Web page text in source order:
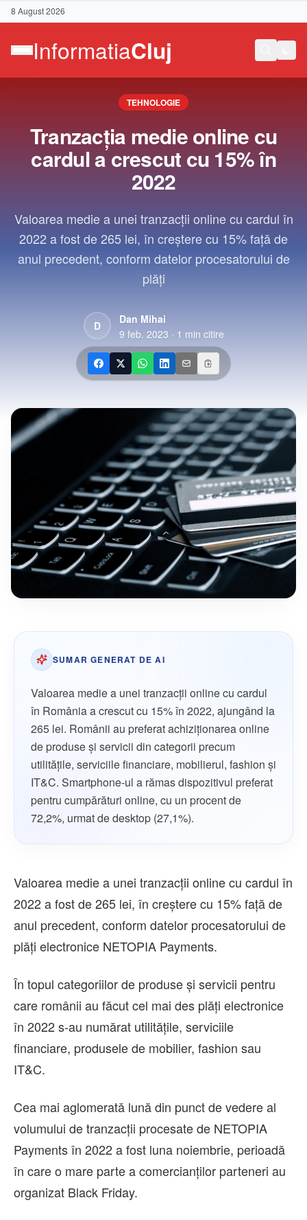
8 August 2026
TEHNOLOGIE
Tranzacția medie online cu
cardul a crescut cu 15% în
2022
Valoarea medie a unei tranzacții online cu cardul în
2022 a fost de 265 lei, în creștere cu 15% față de
anul precedent, conform datelor procesatorului de
plăți
D
Dan Mihai
9 feb. 2023 · 1 min citire
SUMAR GENERAT DE AI
Valoarea medie a unei tranzacții online cu cardul
în România a crescut cu 15% în 2022, ajungând la
265 lei. Românii au preferat achiziționarea online
de produse și servicii din categorii precum
utilitățile, serviciile financiare, mobilierul, fashion și
IT&C. Smartphone-ul a rămas dispozitivul preferat
pentru cumpărături online, cu un procent de
72,2%, urmat de desktop (27,1%).
Valoarea medie a unei tranzacții online cu cardul în
2022 a fost de 265 lei, în creștere cu 15% față de
anul precedent, conform datelor procesatorului de
plăți electronice NETOPIA Payments.
În topul categoriilor de produse și servicii pentru
care românii au făcut cel mai des plăți electronice
în 2022 s-au numărat utilitățile, serviciile
financiare, produsele de mobilier, fashion sau
IT&C.
Cea mai aglomerată lună din punct de vedere al
volumului de tranzacții procesate de NETOPIA
Payments în 2022 a fost luna noiembrie, perioadă
în care o mare parte a comercianților parteneri au
organizat Black Friday.